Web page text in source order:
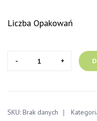
Liczba Opakowań
ilość
400
SKU: Brak danych